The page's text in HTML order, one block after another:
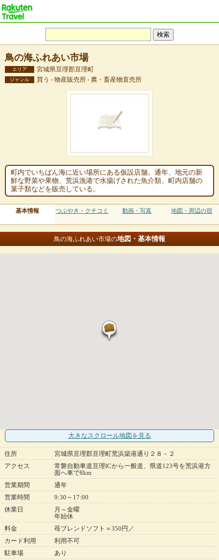
鳥の海ふれあい市場
エリア 宮城県亘理郡亘理町
ジャンル 買う - 物産販売所 - 農・畜産物直売所
町内でいちばん海に近い場所にある仮設店舗。通年、地元の新
鮮な野菜や果物、荒浜漁港で水揚げされた魚介類、町内店舗の
菓子類などを販売している。
基本情報 つぶやき・クチコミ 動画・写真 地図・周辺の宿
鳥の海ふれあい市場の地図・基本情報
大きなスクロール地図 を見る
住所
宮城県亘理郡亘理町荒浜築港通り２８－２
アクセス
常磐自動車道亘理ICから一般道、県道123号を荒浜港方
面へ車で8km
営業期間
通年
営業時間
9:30～17:00
休業日
月～金曜
年始休
料金
苺プレンドソフト＝350円／
カード利用
利用不可
駐車場
あり